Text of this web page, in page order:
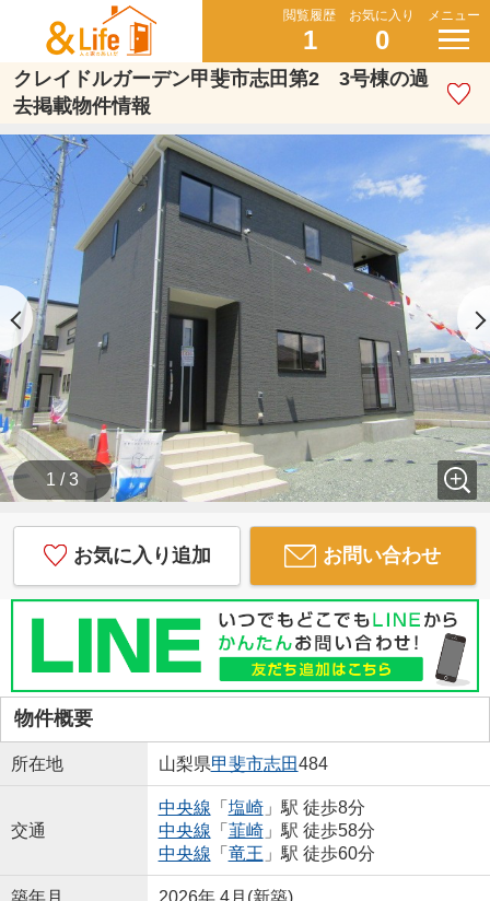
閲覧履歴
1
お気に入り
0
メニュー
クレイドルガーデン甲斐市志田第2 3号棟の過
去掲載物件情報
1 / 3
お気に入り追加 お問い合わせ
物件概要
所在地 山梨県甲斐市志田484
交通
中央線 「 塩崎」駅 徒歩8分
中央線 「 韮崎」駅 徒歩58分
中央線 「 竜王 」駅 徒歩60分
築年月 2026年 4月(新築)